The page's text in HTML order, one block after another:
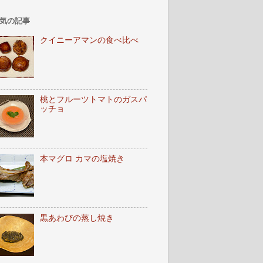
の記事
クイニーアマンの食べ比べ
桃とフルーツトマトのガスパ
ッチョ
本マグロ カマの塩焼き
黒あわびの蒸し焼き